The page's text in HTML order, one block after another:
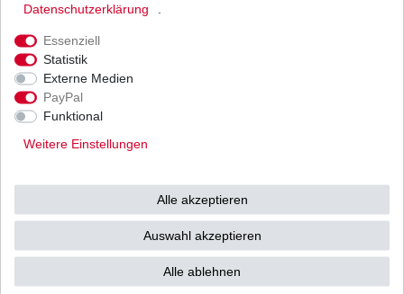
Stator Lichtmaschine Suzuki GSX-R 600 BG
2002-2003 Japan HQ Abverkauf
inkl. ges. MwSt.zzgl.
Daten­schutz­erklärung
Essenziell
Statistik
Externe Medien
PayPal
Funktional
Weitere Einstellungen
Alle akzeptieren
Auswahl akzeptieren
Alle ablehnen